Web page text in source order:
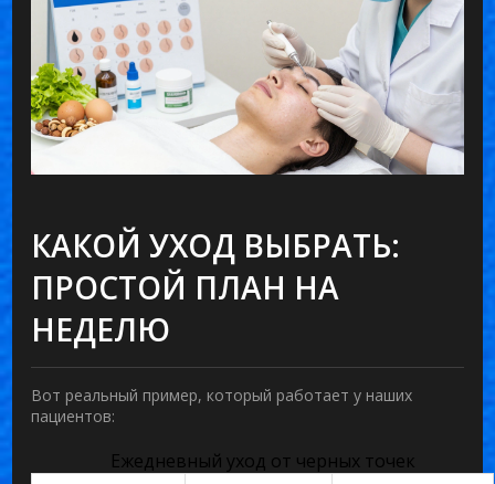
КАКОЙ УХОД ВЫБРАТЬ:
ПРОСТОЙ ПЛАН НА
НЕДЕЛЮ
Вот реальный пример, который работает у наших
пациентов:
Ежедневный уход от черных точек